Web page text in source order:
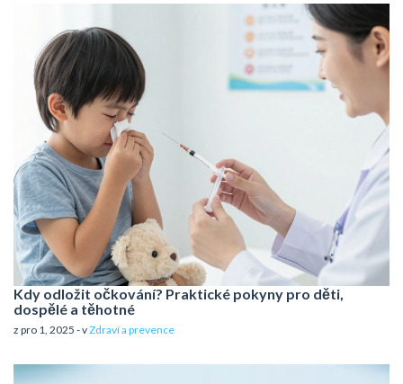
Kdy odložit očkování? Praktické pokyny pro děti,
dospělé a těhotné
z pro 1, 2025 - vZdraví a prevence